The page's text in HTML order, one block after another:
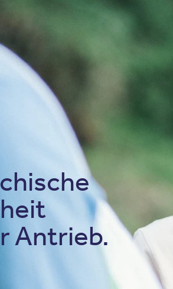
sich Menschen mit
ernst
fühlen.
mit fachlicher Kompetenz
auf ihrem Weg
Stabilität.
Antrieb.